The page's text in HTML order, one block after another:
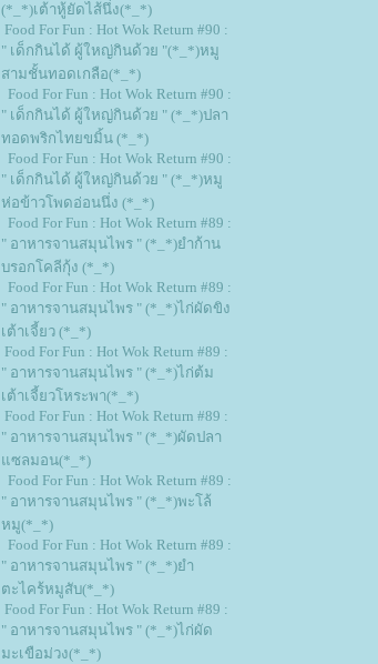
(*_*)เต้าหู้ยัดไส้นึ่ง(*_*)
Food For Fun : Hot Wok Return #90 :
" เด็กกินได้ ผู้ใหญ่กินด้วย "(*_*)หมู
สามชั้นทอดเกลือ(*_*)
Food For Fun : Hot Wok Return #90 :
" เด็กกินได้ ผู้ใหญ่กินด้วย " (*_*)ปลา
ทอดพริกไทยขมิ้น (*_*)
Food For Fun : Hot Wok Return #90 :
" เด็กกินได้ ผู้ใหญ่กินด้วย " (*_*)หมู
ห่อข้าวโพดอ่อนนึ่ง (*_*)
Food For Fun : Hot Wok Return #89 :
" อาหารจานสมุนไพร " (*_*)ยำก้าน
บรอกโคลีกุ้ง (*_*)
Food For Fun : Hot Wok Return #89 :
" อาหารจานสมุนไพร " (*_*)ไก่ผัดขิง
เต้าเจี้ยว (*_*)
Food For Fun : Hot Wok Return #89 :
" อาหารจานสมุนไพร " (*_*)ไก่ต้ม
เต้าเจี้ยวโหระพา(*_*)
Food For Fun : Hot Wok Return #89 :
" อาหารจานสมุนไพร " (*_*)ผัดปลา
ซลมอน(*_*)
Food For Fun : Hot Wok Return #89 :
" อาหารจานสมุนไพร " (*_*)พะโล้
หมู(*_*)
Food For Fun : Hot Wok Return #89 :
" อาหารจานสมุนไพร " (*_*)ยำ
ตะไคร้หมูสับ(*_*)
Food For Fun : Hot Wok Return #89 :
" อาหารจานสมุนไพร " (*_*)ไก่ผัด
มะเขือม่วง(*_*)